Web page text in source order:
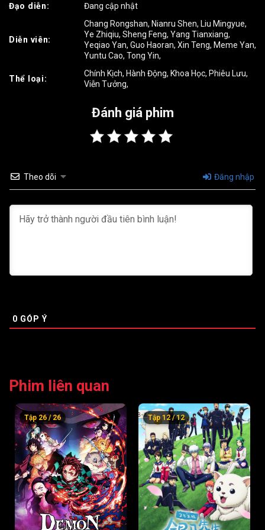
Tập 22 Tập 23 Tập 24
Tập 29
Tập 32
Tập 35
Tập 40 Tập 42
Tập 43 Tập 44 Tập 45
Tập 52 Tập 53 Tập 54
Tập 58
Tập 70 Tập 71 Tập 72
Tập 73 Tập 74 Tập 75
Tập 76 Tập 77 Tập 78
Tập 79 Tập 80 Tập 81
Tập 82 Tập 83 Tập 84
Đạo diễn:
Đang cập nhật
Diễn viên:
Chang Rongshan, Nianru Shen, Liu Mingyue,
Ye Zhiqiu, Sheng Feng, Yang Tianxiang,
Yeqiao Yan, Guo Haoran, Xin Teng, Meme Yan,
Yuntu Cao, Tong Yin,
Thể loại:
Chính Kịch, Hành Động, Khoa Học, Phiêu Lưu,
Viễn Tưởng,
Đánh giá phim
Theo dõi Đăng nhập
0 GÓP Ý
Phim liên quan
Tập 26 / 26 Tập 12 / 12